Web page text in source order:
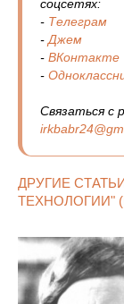
соцсетях:
- Телеграм
- Джем
- ВКонтакте
-
Связаться с
ДРУГИЕ
ТЕХНОЛОГИИ"